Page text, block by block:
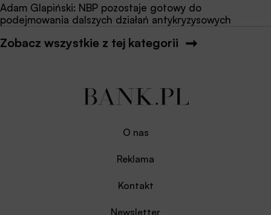
Adam Glapiński: NBP pozostaje gotowy do
podejmowania dalszych działań antykryzysowych
Zobacz wszystkie z tej kategorii
O nas
Reklama
Kontakt
Newsletter